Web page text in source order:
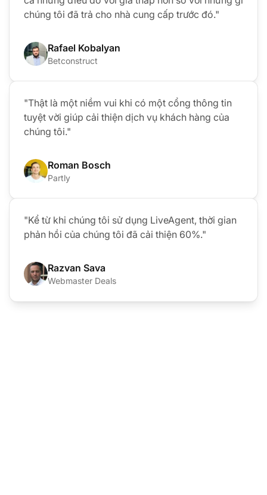
chúng tôi đã trả cho nhà cung cấp trước đó."
Rafael Kobalyan
Betconstruct
"Thật là một niềm vui khi có một cổng thông tin
tuyệt vời giúp cải thiện dịch vụ khách hàng của
chúng tôi."
Roman Bosch
Partly
"Kể từ khi chúng tôi sử dụng LiveAgent, thời gian
phản hồi của chúng tôi đã cải thiện 60%."
Razvan Sava
Webmaster Deals